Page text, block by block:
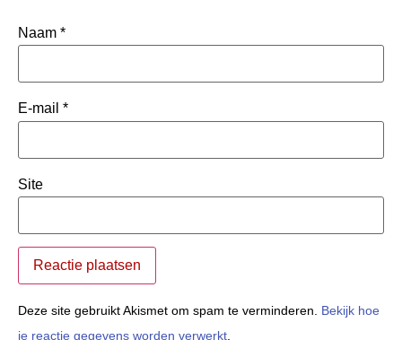
Naam *
E-mail *
Site
Deze site gebruikt Akismet om spam te verminderen. Bekijk hoe
je reactie gegevens worden verwerkt